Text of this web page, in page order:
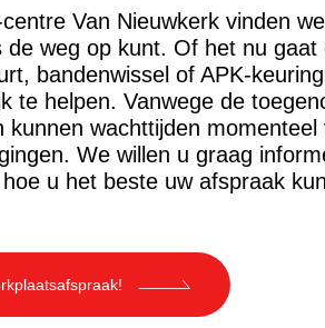
Van Nieuwkerk vinden
de weg op kunt. Of het nu gaat
bandenwissel of APK-
te helpen. Vanwege de
kunnen wachttijden
We willen u graag
u het beste uw afspraak